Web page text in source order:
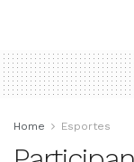
Home Esportes